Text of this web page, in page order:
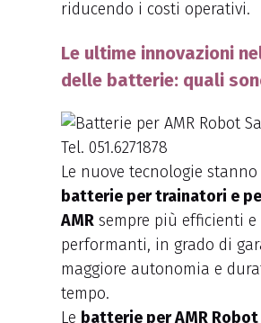
riducendo i costi operativi.
Le ultime innovazioni
delle batterie: quali
Le nuove tecnologie
batterie per trainatori e
AMR sempre più efficienti e
performanti, in grado di
maggiore autonomia e
tempo.
Le batterie per AMR Robot